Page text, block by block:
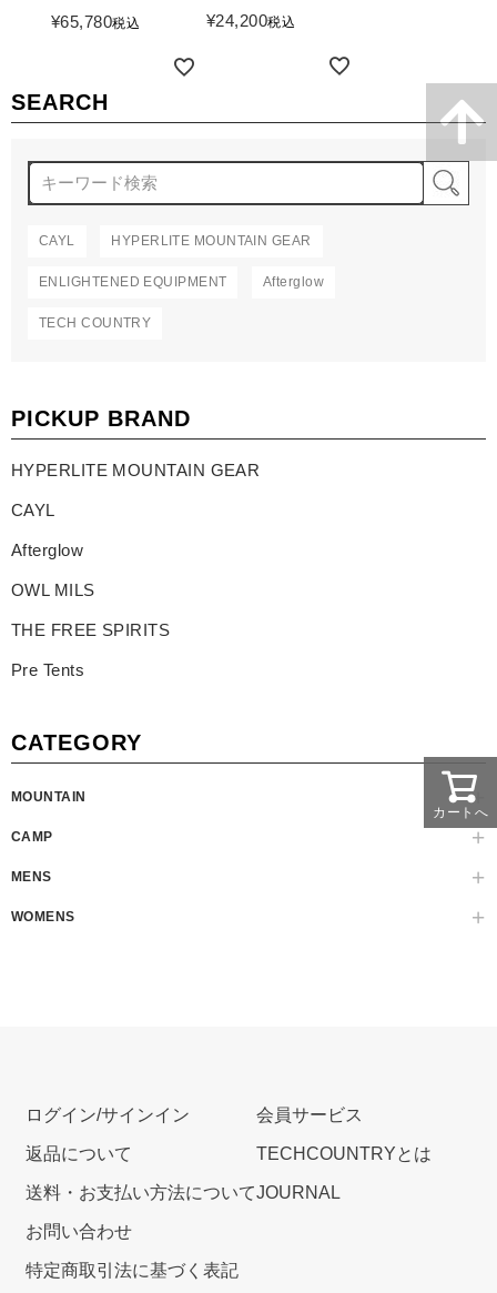
SEARCH
CAYL HYPERLITE MOUNTAIN GEAR
ENLIGHTENED EQUIPMENT Afterglow
TECH COUNTRY
PICKUP BRAND
HYPERLITE MOUNTAIN GEAR
CAYL
Afterglow
OWL MILS
THE FREE SPIRITS
Pre Tents
CATEGORY
MOUNTAIN
CAMP
MENS
WOMENS
¥65,780税込 ¥24,200税込
カートへ
ログイン/サインイン
返品について
送料・お支払い方法について
お問い合わせ
特定商取引法に基づく表記
会員サービス
TECHCOUNTRYとは
JOURNAL